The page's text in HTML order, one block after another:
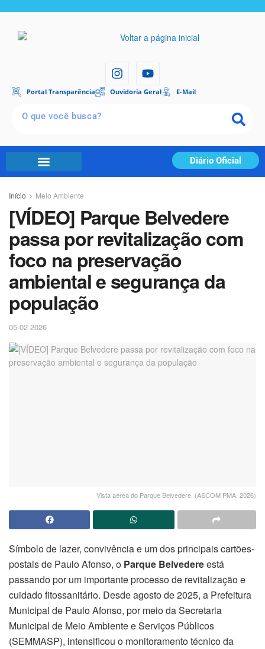
Portal Transparência Ouvidoria Geral E-Mail
Diário Oficial
Início Meio Ambiente
[VÍDEO] Parque Belvedere
passa por revitalização com
foco na preservação
ambiental e segurança da
população
05-02-2026
Vista aérea do Parque Belvedere. (ASCOM PMA, 2026)
Símbolo de lazer, convivência e um dos principais cartões-
postais de Paulo Afonso, o Parque Belvedereestá
passando por um importante processo de revitalização e
cuidado fitossanitário. Desde agosto de 2025, a Prefeitura
Municipal de Paulo Afonso, por meio da Secretaria
Municipal de Meio Ambiente e Serviços Públicos
(SEMMASP), intensificou o monitoramento técnico da